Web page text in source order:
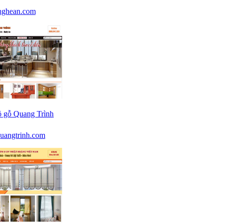
gỗ Quang Trình